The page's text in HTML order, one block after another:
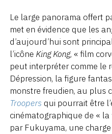
Le large panorama offert
met en évidence que les
d’aujourd’hui sont
l’icône King Kong, « film
peut interpréter comme le
Dépression, la figure
monstre freudien, au plus
Troopers qui pourrait être
cinématographique de « la
par Fukuyama, une